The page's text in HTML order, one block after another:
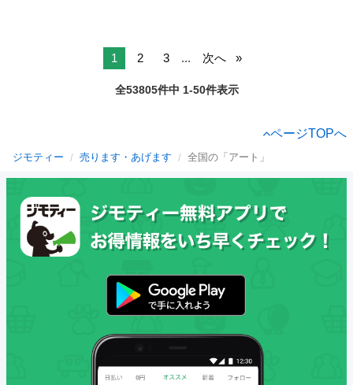
1 2 3 ... 次へ
全53805件中 1-50件表示
ページTOPへ
ジモティー 売ります・あげます 全国の「アート」